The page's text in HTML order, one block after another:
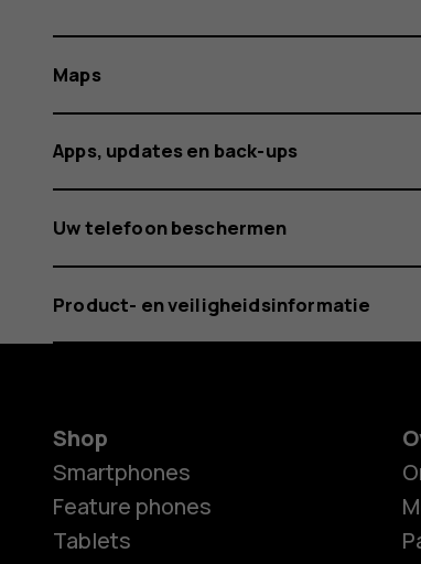
Maps
Apps, updates en back-ups
Uw telefoon beschermen
Product- en veiligheidsinformatie
Shop
Smartphones
Feature phones
Tablets